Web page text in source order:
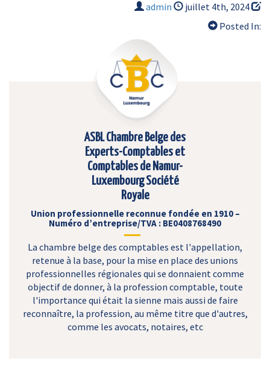
admin
juillet 4th, 2024
Posted In:
ASBL Chambre Belge des
Experts-Comptables et
Comptables de Namur-
Luxembourg Société
Royale
Union professionnelle reconnue fondée en 1910 –
Numéro d’entreprise/TVA : BE0408768490
La chambre belge des comptables est l'appellation,
retenue à la base, pour la mise en place des unions
professionnelles régionales qui se donnaient comme
objectif de donner, à la profession comptable, toute
l'importance qui était la sienne mais aussi de faire
reconnaître, la profession, au même titre que d'autres,
comme les avocats, notaires, etc